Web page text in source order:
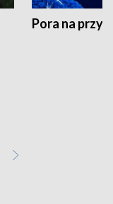
Pora na